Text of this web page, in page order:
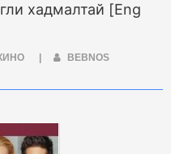
хадмалтай [Eng
BEBNOS